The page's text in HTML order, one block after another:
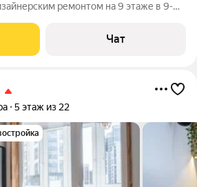
ремонтом на 9 этаже в 9-
Чат
5 этаж из 22